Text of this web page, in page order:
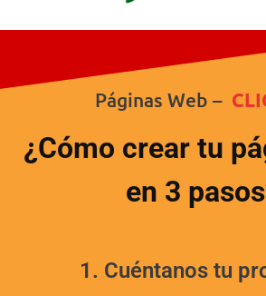
Páginas Web –
¿Cómo crear tu
en 3
1. Cuéntanos tu